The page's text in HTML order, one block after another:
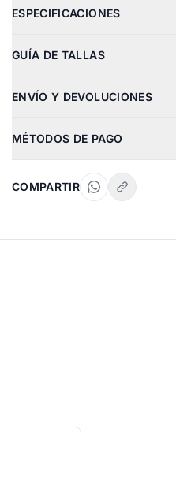
ESPECIFICACIONES
GUÍA DE TALLAS
ENVÍO Y DEVOLUCIONES
MÉTODOS DE PAGO
COMPARTIR